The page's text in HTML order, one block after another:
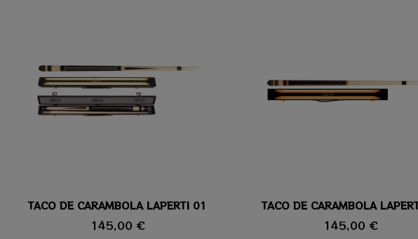
Vista rápida
TACO DE CARAMBOLA LAPERTI 01
145,00 €
Vista rápida
TACO DE CARAMBOLA
145,00 €